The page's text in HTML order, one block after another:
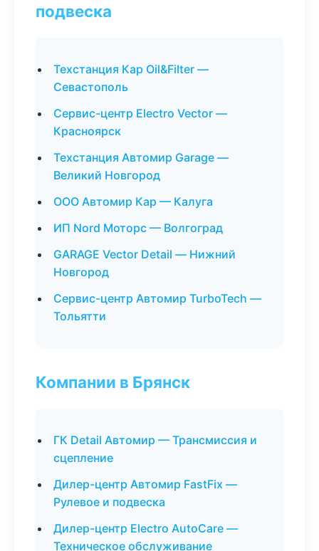
подвеска
Техстанция Кар Oil&Filter —
Севастополь
Сервис-центр Electro Vector —
Красноярск
Техстанция Автомир Garage —
Великий Новгород
ООО Автомир Кар — Калуга
ИП Nord Моторс — Волгоград
GARAGE Vector Detail — Нижний
Новгород
Сервис-центр Автомир TurboTech —
Тольятти
Компании в Брянск
ГК Detail Автомир — Трансмиссия и
сцепление
Дилер-центр Автомир FastFix —
Рулевое и подвеска
Дилер-центр Electro AutoCare —
Техническое обслуживание